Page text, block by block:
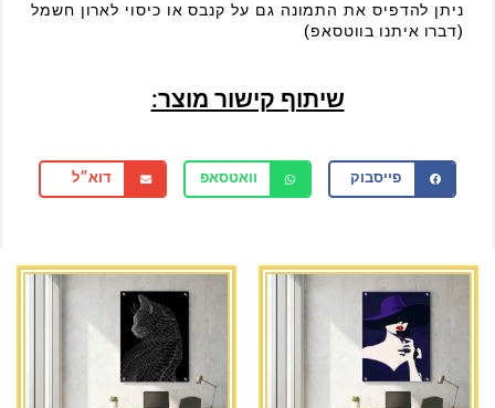
ניתן להדפיס את התמונה גם על קנבס או כיסוי לארון חשמל
(דברו איתנו בווטסאפ)
שיתוף קישור מוצר:
פייסבוק וואטסאפ דוא״ל